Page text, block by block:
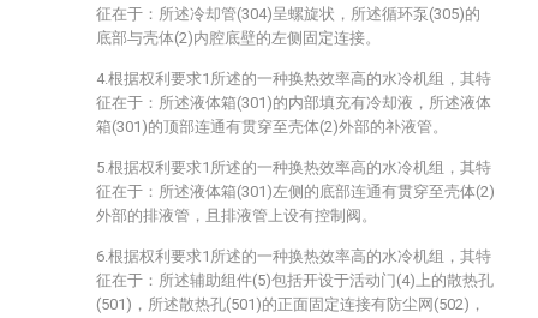
征在于：所述冷却管(304)呈螺旋状，所述循环泵(305)的
底部与壳体(2)内腔底壁的左侧固定连接。
4.根据权利要求1所述的一种换热效率高的水冷机组，其特
征在于：所述液体箱(301)的内部填充有冷却液，所述液体
箱(301)的顶部连通有贯穿至壳体(2)外部的补液管。
5.根据权利要求1所述的一种换热效率高的水冷机组，其特
征在于：所述液体箱(301)左侧的底部连通有贯穿至壳体(2)
外部的排液管，且排液管上设有控制阀。
6.根据权利要求1所述的一种换热效率高的水冷机组，其特
征在于：所述辅助组件(5)包括开设于活动门(4)上的散热孔
(501)，所述散热孔(501)的正面固定连接有防尘网(502)，